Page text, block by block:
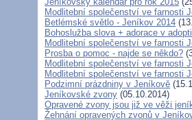
Modlitební společenství ve farnosti
Betlémské světlo - Jeníkov 2014
Bohoslužba slova + adorace v
Modlitební společenství ve farnosti
Prosba o pomoc - najde se někdo?
Modlitební společenství ve farnosti
Modlitební společenství ve farnosti
Podzimní prázdniny v Jeníkově
Jeníkovské zvony (05.10.2014)
Opravené zvony jsou již ve věži
Žehnání opravených zvonů v